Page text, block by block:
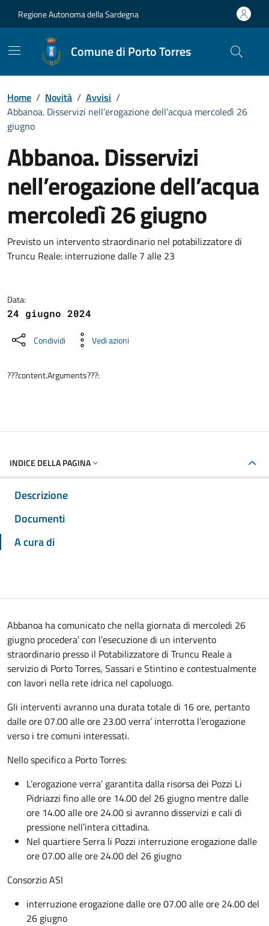
Regione Autonoma della Sardegna
Comune di Porto Torres
Home / Novità / Avvisi /
Abbanoa. Disservizi nell’erogazione dell’acqua mercoledì 26
giugno
Abbanoa. Disservizi
nell’erogazione dell’acqua
mercoledì 26 giugno
Dettagli della notizia
Previsto un intervento straordinario nel potabilizzatore di
Truncu Reale: interruzione dalle 7 alle 23
Data:
24 giugno 2024
Condividi Vedi azioni
???content.Arguments???:
INDICE DELLA PAGINA
Descrizione
Documenti
A cura di
Abbanoa ha comunicato che nella giornata di mercoledi 26
giugno procedera’ con l’esecuzione di un intervento
straordinario presso il Potabilizzatore di Truncu Reale a
servizio di Porto Torres, Sassari e Stintino e contestualmente
con lavori nella rete idrica nel capoluogo.
Gli interventi avranno una durata totale di 16 ore, pertanto
dalle ore 07.00 alle ore 23.00 verra’ interrotta l’erogazione
verso i tre comuni interessati.
Nello specifico a Porto Torres:
L’erogazione verra’ garantita dalla risorsa dei Pozzi Li
Pidriazzi fino alle ore 14.00 del 26 giugno mentre dalle
ore 14.00 alle ore 24.00 si avranno disservizi e cali di
pressione nell’intera cittadina.
Nel quartiere Serra li Pozzi interruzione erogazione dalle
ore 07.00 alle ore 24.00 del 26 giugno
Consorzio ASI
interruzione erogazione dalle ore 07.00 alle ore 24.00 del
26 giugno